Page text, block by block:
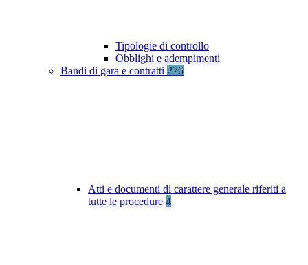
Tipologie di controllo
Obblighi e adempimenti
Bandi di gara e contratti 276
Atti e documenti di carattere generale riferiti a
tutte le procedure 4